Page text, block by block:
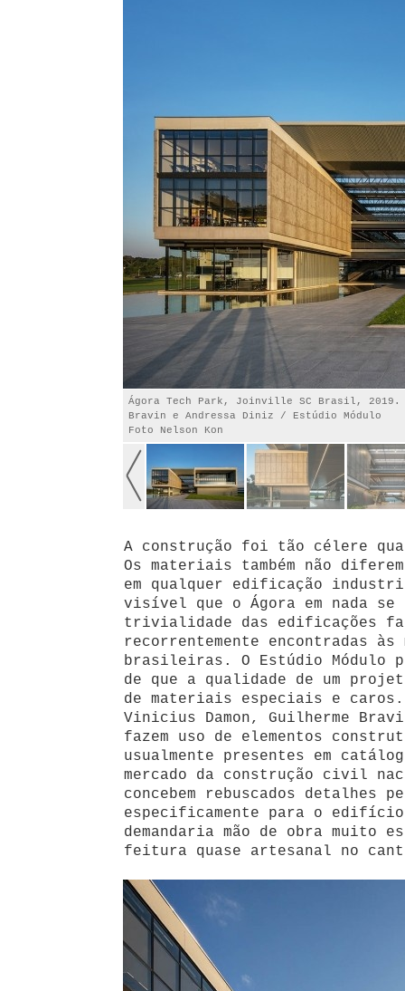
Ágora Tech Park, Joinville SC Brasil, 2019.
Bravin e Andressa Diniz / Estúdio Módulo
Foto Nelson Kon
A construção foi tão célere
Os materiais também não
em qualquer edificação
visível que o Ágora em nada se
trivialidade das edificações
recorrentemente encontradas às
brasileiras. O Estúdio Módulo
de que a qualidade de um
de materiais especiais e
Vinicius Damon, Guilherme
fazem uso de elementos
usualmente presentes em
mercado da construção civil
concebem rebuscados detalhes
especificamente para o
demandaria mão de obra muito
feitura quase artesanal no